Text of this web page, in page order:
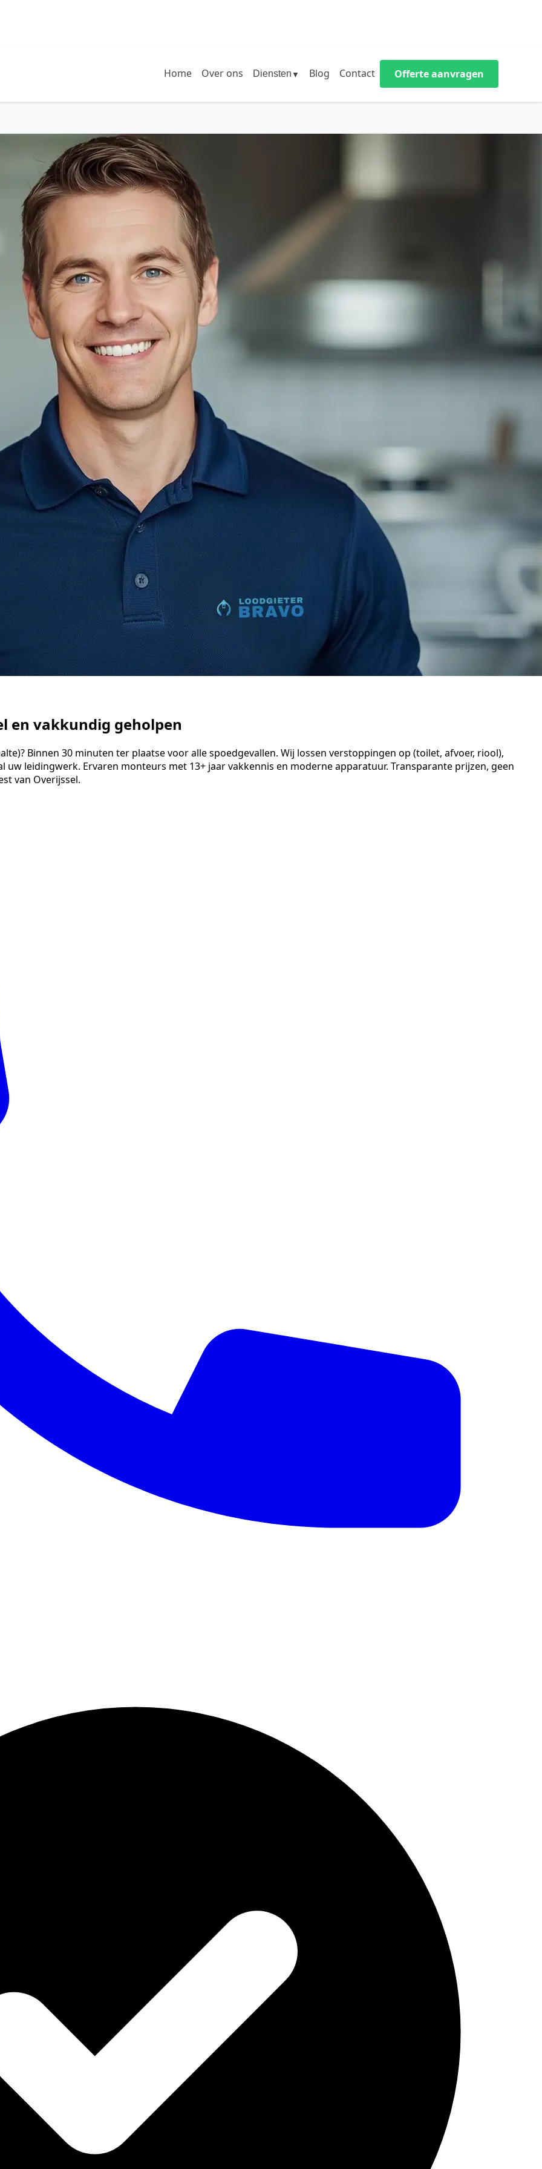
Home Over ons Diensten ▼ Blog Contact Offerte aanvragen
en vakkundig geholpen
Binnen 30 minuten ter plaatse voor alle spoedgevallen. Wij lossen verstoppingen op (toilet, afvoer, riool),
leidingwerk. Ervaren monteurs met 13+ jaar vakkennis en moderne apparatuur. Transparante prijzen, geen
van Overijssel.